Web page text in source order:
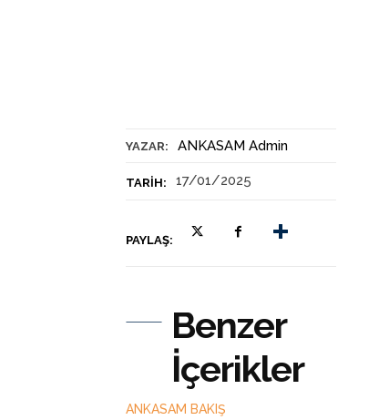
YAZAR: ANKASAM Admin
TARIH: 17/01/2025
PAYLAŞ:
Benzer
İçerikler
ANKASAM BAKIŞ